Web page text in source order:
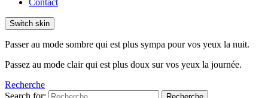
Contact
Switch skin
Passer au mode sombre qui est plus sympa pour vos yeux la nuit.
Passez au mode clair qui est plus doux sur vos yeux la journée.
Recherche
Search for: